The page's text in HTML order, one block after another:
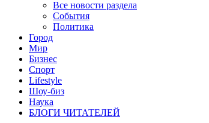
Все новости раздела
События
Политика
Город
Мир
Бизнес
Спорт
Lifestyle
Шоу-биз
Наука
БЛОГИ ЧИТАТЕЛЕЙ